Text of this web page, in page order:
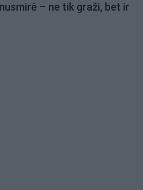
– ne tik graži, bet ir